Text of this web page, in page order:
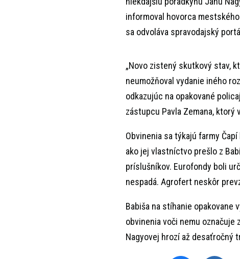
informoval hovorca
sa odvoláva spravodajský
„Novo zistený skutkový stav,
neumožňoval vydanie iného
odkazujúc na opakované
zástupcu Pavla Zemana,
Obvinenia sa týkajú farmy
ako jej vlastníctvo prešlo z
príslušníkov. Eurofondy boli
nespadá. Agrofert neskôr
Babiša na stíhanie opakovane
obvinenia voči nemu označuje
Nagyovej hrozí až desaťročný